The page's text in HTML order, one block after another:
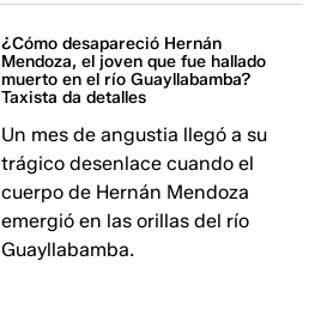
¿Cómo desapareció Hernán
Mendoza, el joven que fue hallado
muerto en el río Guayllabamba?
Taxista da detalles
Un mes de angustia llegó a su
trágico desenlace cuando el
cuerpo de Hernán Mendoza
emergió en las orillas del río
Guayllabamba.